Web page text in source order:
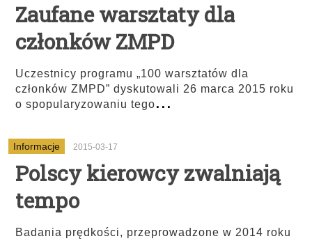
Zaufane warsztaty dla
członków ZMPD
Uczestnicy programu „100 warsztatów dla
członków ZMPD” dyskutowali 26 marca 2015 roku
o spopularyzowaniu tego...
Informacje 2015-03-17
Polscy kierowcy zwalniają
tempo
Badania prędkości, przeprowadzone w 2014 roku